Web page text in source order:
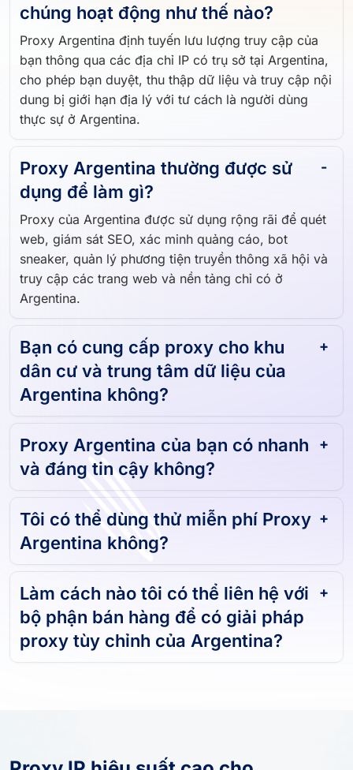
chúng hoạt động như thế nào?
Proxy Argentina định tuyến lưu lượng truy cập của
bạn thông qua các địa chỉ IP có trụ sở tại Argentina,
cho phép bạn duyệt, thu thập dữ liệu và truy cập nội
dung bị giới hạn địa lý với tư cách là người dùng
thực sự ở Argentina.
Proxy Argentina thường được sử
dụng để làm gì?
Proxy của Argentina được sử dụng rộng rãi để quét
web, giám sát SEO, xác minh quảng cáo, bot
sneaker, quản lý phương tiện truyền thông xã hội và
truy cập các trang web và nền tảng chỉ có ở
Argentina.
Bạn có cung cấp proxy cho khu
dân cư và trung tâm dữ liệu của
Argentina không?
Proxy Argentina của bạn có nhanh
và đáng tin cậy không?
Tôi có thể dùng thử miễn phí Proxy
Argentina không?
Làm cách nào tôi có thể liên hệ với
bộ phận bán hàng để có giải pháp
proxy tùy chỉnh của Argentina?